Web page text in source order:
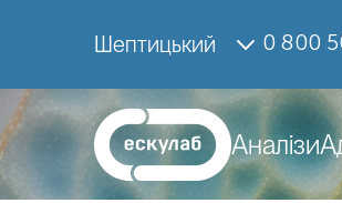
Шептицький 0 800
Аналізи